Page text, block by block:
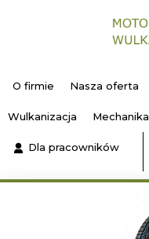
O firmie Nasza oferta
Wulkanizacja Mechanika
Dla pracowników